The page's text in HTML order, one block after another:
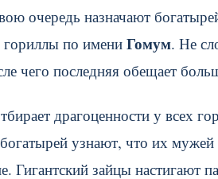
очередь назначают
гориллы по имени Гомум. Не
чего последняя обещает
драгоценности у всех
узнают, что их мужей
Гигантский зайцы настигают